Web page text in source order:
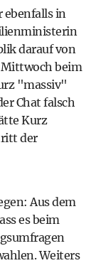
ebenfalls in
darauf von
Mittwoch beim
"massiv"
Chat falsch
Kurz
der
Aus dem
es beim
Weiters